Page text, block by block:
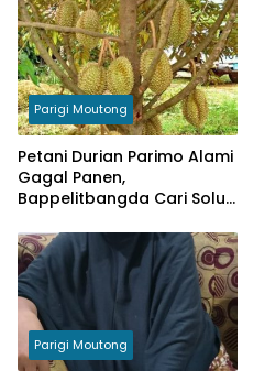
Parigi Moutong
Petani Durian Parimo Alami
Gagal Panen,
Bappelitbangda Cari Solusi
Parigi Moutong